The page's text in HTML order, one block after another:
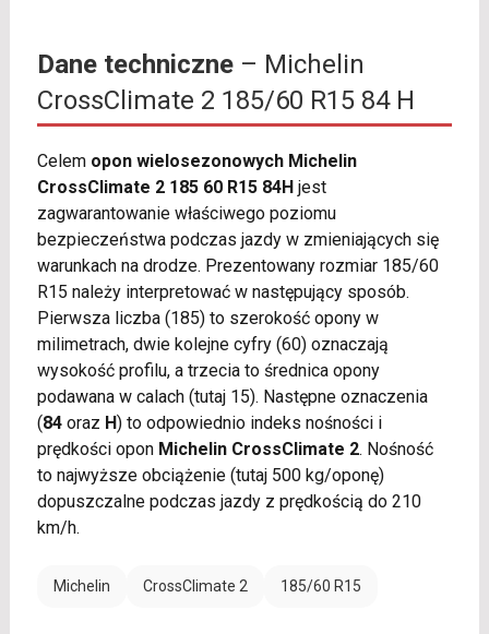
Dane techniczne– Michelin
CrossClimate 2 185/60 R15 84 H
Celem opon wielosezonowych Michelin
CrossClimate 2 185 60 R15 84Hjest
zagwarantowanie właściwego poziomu
bezpieczeństwa podczas jazdy w zmieniających się
warunkach na drodze. Prezentowany rozmiar 185/60
R15 należy interpretować w następujący sposób.
Pierwsza liczba (185) to szerokość opony w
milimetrach, dwie kolejne cyfry (60) oznaczają
wysokość profilu, a trzecia to średnica opony
podawana w calach (tutaj 15). Następne oznaczenia
(84oraz H) to odpowiednio indeks nośności i
prędkości opon Michelin CrossClimate 2. Nośność
to najwyższe obciążenie (tutaj 500 kg/oponę)
dopuszczalne podczas jazdy z prędkością do 210
km/h.
Michelin CrossClimate 2 185/60 R15